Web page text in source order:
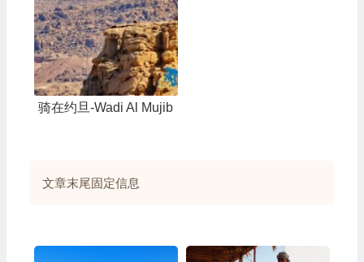
骑在约旦-Wadi Al Mujib
文章末尾固定信息